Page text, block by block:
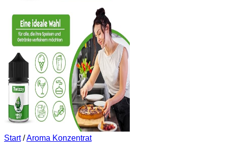
Start /Aroma Konzentrat